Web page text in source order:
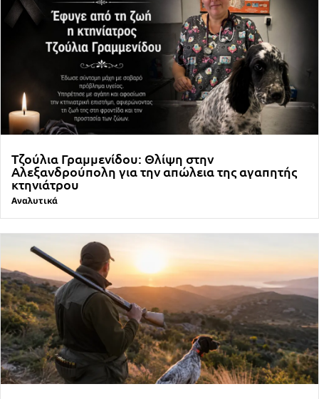
Τζούλια Γραμμενίδου: Θλίψη στην
Αλεξανδρούπολη για την απώλεια της αγαπητής
κτηνιάτρου
Αναλυτικά